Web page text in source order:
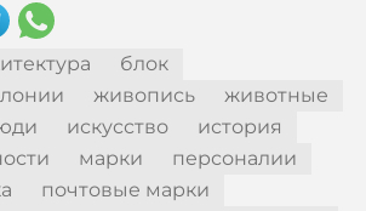
блок
живопись
животные
искусство
история
марки
персоналии
почтовые марки